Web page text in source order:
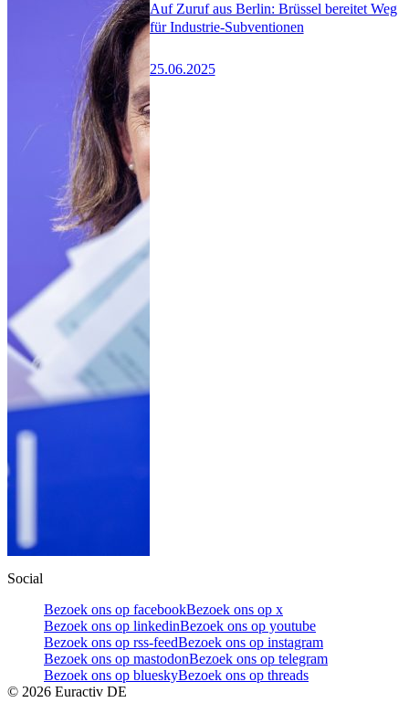
Auf Zuruf aus Berlin: Brüssel bereitet Weg
für Industrie-Subventionen
25.06.2025
Social
Bezoek ons op facebookBezoek ons op x
Bezoek ons op linkedinBezoek ons op youtube
Bezoek ons op rss-feedBezoek ons op instagram
Bezoek ons op mastodonBezoek ons op telegram
Bezoek ons op blueskyBezoek ons op threads
© 2026 Euractiv DE